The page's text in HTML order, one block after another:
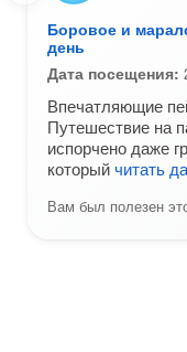
Боровое и
день
Дата посещения:
Впечатляющие
Путешествие на
испорчено даже
которыйчитать
Вам был полезен